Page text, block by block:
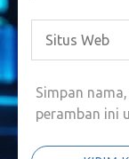
Simpan
peramban ini